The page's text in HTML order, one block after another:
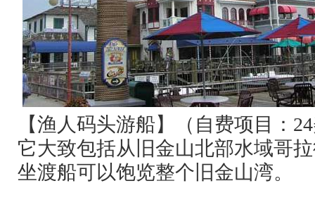
【渔人码头游船】（自费项目： 24
它大致包括从旧金山北部水域哥
坐渡船可以饱览整个旧金山湾。